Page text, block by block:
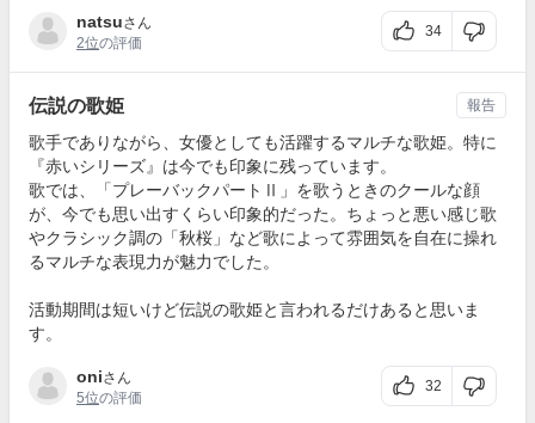
natsuさん
2位の評価
34
伝説の歌姫
歌手でありながら、女優としても活躍するマルチな歌姫。特に
『赤いシリーズ』は今でも印象に残っています。
歌では、「プレーバックパートⅡ」を歌うときのクールな顔
が、今でも思い出すくらい印象的だった。ちょっと悪い感じ歌
やクラシック調の「秋桜」など歌によって雰囲気を自在に操れ
るマルチな表現力が魅力でした。
活動期間は短いけど伝説の歌姫と言われるだけあると思いま
す。
oniさん
5位の評価
32
報告